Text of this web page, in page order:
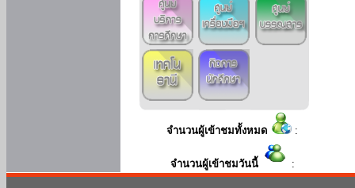
จำนวนผู้เข้าชมทั้งหมด :
จำนวนผู้เข้าชมวันนี้ :